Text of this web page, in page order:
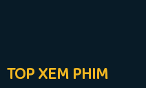
TOP XEM PHIM